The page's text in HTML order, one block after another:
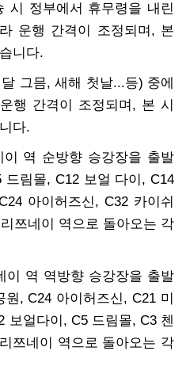
시 정부에서 휴무령을 내린
운행 간격이 조정되며, 본
니다.
그믐, 새해 첫날...등) 중에
행 간격이 조정되며, 본 시
다.
역 순방향 승강장을 출발
드림몰, C12 보얼 다이, C14
아이허즈신, C32 카이쉬
쯔네이 역으로 돌아오는 각
이 역 역방향 승강장을 출발
, C24 아이허즈신, C21 미
보얼다이, C5 드림몰, C3 첸
쯔네이 역으로 돌아오는 각